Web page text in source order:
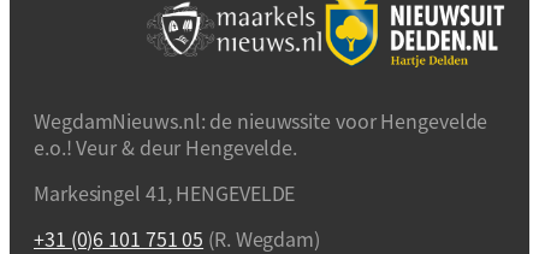
WegdamNieuws.nl: de nieuwssite voor Hengevelde
e.o.! Veur & deur Hengevelde.
Markesingel 41, HENGEVELDE
+31 (0)6 101 751 05 (R. Wegdam)